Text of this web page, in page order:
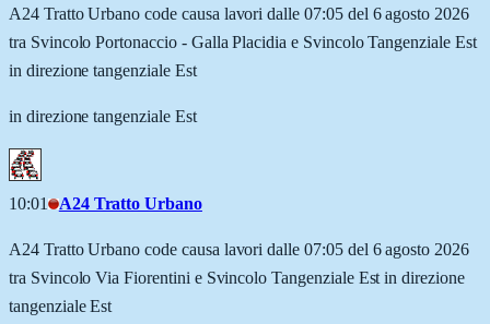
A24 Tratto Urbano code causa lavori dalle 07:05 del 6 agosto 2026
tra Svincolo Portonaccio - Galla Placidia e Svincolo Tangenziale Est
in direzione tangenziale Est
in direzione tangenziale Est
10:01 A24 Tratto Urbano
A24 Tratto Urbano code causa lavori dalle 07:05 del 6 agosto 2026
tra Svincolo Via Fiorentini e Svincolo Tangenziale Est in direzione
tangenziale Est